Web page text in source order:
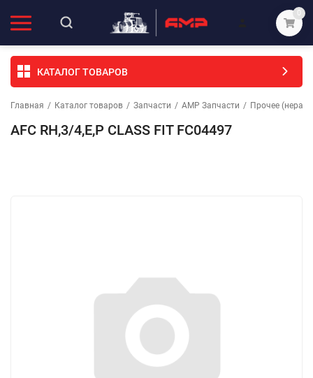
0
КАТАЛОГ ТОВАРОВ
Главная / Каталог товаров / Запчасти / АМР Запчасти / Прочее
AFC RH,3/4,E,P CLASS FIT FC04497